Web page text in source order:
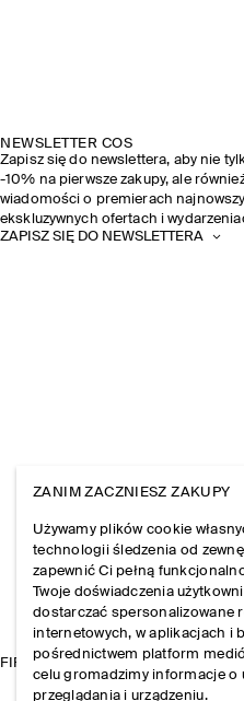
NEWSLETTER COS
Zapisz się do newslettera, aby nie
-10% na pierwsze zakupy, ale
wiadomości o premierach
ekskluzywnych ofertach i
ZAPISZ SIĘ DO NEWSLETTERA
FIRMA
ZANIM ZACZNIESZ ZAKUPY
Używamy plików cookie
technologii śledzenia od
zapewnić Ci pełną
Twoje doświadczenia
dostarczać spersonalizowane
internetowych, w aplikacjach i
pośrednictwem platform
celu gromadzimy informacje o
przeglądania i urządzeniu.